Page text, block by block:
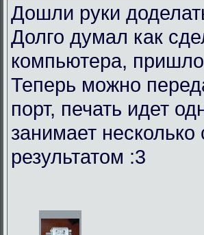
Дошли руки
Долго думал как
компьютера,
Теперь можно
порт, печать идет
занимает
результатом :3